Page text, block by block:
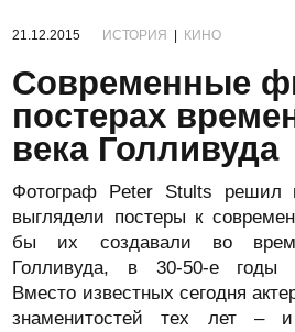
21.12.2015 ИСТОРИЯ КИНО
Современные
постерах
века Голливуда
Фотограф Peter Stults решил
выглядели постеры к
бы их создавали во
Голливуда, в 30-50-е годы
Вместо известных сегодня
знаменитостей тех лет –